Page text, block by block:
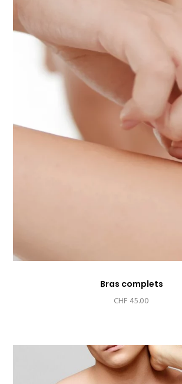
Bras complets
CHF 45.00